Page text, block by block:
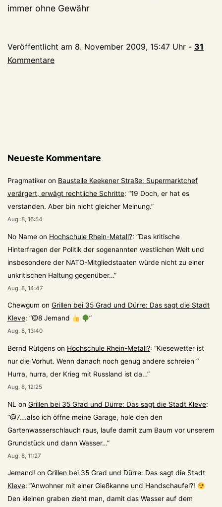
immer ohne Gewähr
Veröffentlicht am 8. November 2009, 15:47 Uhr - 31
Kommentare
Neueste Kommentare
Pragmatiker on Baustelle Keekener Straße: Supermarktchef
verärgert, erwägt rechtliche Schritte: “19 Doch, er hat es
verstanden. Aber bin nicht gleicher Meinung.”
Aug. 8, 16:54
No Name on Hochschule Rhein-Metall?: “Das kritische
Hinterfragen der Politik der sogenannten westlichen Welt und
insbesondere der NATO-Mitgliedstaaten würde nicht zu einer
unkritischen Haltung gegenüber…”
Aug. 8, 14:47
Chewgum on Grillen bei 35 Grad und Dürre: Das sagt die Stadt
Kleve: “@8 Jemand ”
Aug. 8, 13:40
Bernd Rütgens on Hochschule Rhein-Metall?: “Kiesewetter ist
nur die Vorhut. Wenn danach noch genug andere schreien “
Hurra, hurra, der Krieg mit Russland ist da…”
Aug. 8, 12:25
NL on Grillen bei 35 Grad und Dürre: Das sagt die Stadt Kleve:
“@7….also ich öffne meine Garage, hole den den
Gartenwasserschlauch raus, laufe damit zum Baum vor unserem
Grundstück und dann Wasser…”
Aug. 8, 11:27
Jemand! on Grillen bei 35 Grad und Dürre: Das sagt die Stadt
Kleve: “Anwohner mit einer Gießkanne und Handschaufel?!
Den kleinen graben zieht man, damit das Wasser auf dem